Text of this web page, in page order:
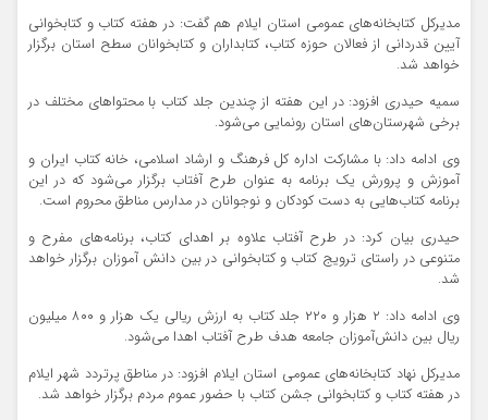
مدیرکل کتابخانه‌های عمومی استان ایلام هم گفت: در هفته کتاب و کتابخوانی
آیین قدردانی از فعالان حوزه کتاب، کتابداران و کتابخوانان سطح استان برگزار
خواهد شد.
سمیه حیدری افزود: در این هفته از چندین جلد کتاب با محتواهای مختلف در
برخی شهرستان‌های استان رونمایی می‌شود.
وی ادامه داد: با مشارکت اداره کل فرهنگ و ارشاد اسلامی، خانه کتاب ایران و
آموزش و پرورش یک برنامه به عنوان طرح آفتاب برگزار می‌شود که در این
برنامه کتاب‌هایی به دست کودکان و نوجوانان در مدارس مناطق محروم است.
حیدری بیان کرد: در طرح آفتاب علاوه بر اهدای کتاب، برنامه‌های مفرح و
متنوعی در راستای ترویج کتاب و کتابخوانی در بین دانش آموزان برگزار خواهد
شد.
وی ادامه داد: ۲ هزار و ۲۲۰ جلد کتاب به ارزش ریالی یک هزار و ۸۰۰ میلیون
ریال بین دانش‌آموزان جامعه هدف طرح آفتاب اهدا می‌شود.
مدیرکل نهاد کتابخانه‌های عمومی استان ایلام افزود: در مناطق پرتردد شهر ایلام
در هفته کتاب و کتابخوانی جشن کتاب با حضور عموم مردم برگزار خواهد شد.